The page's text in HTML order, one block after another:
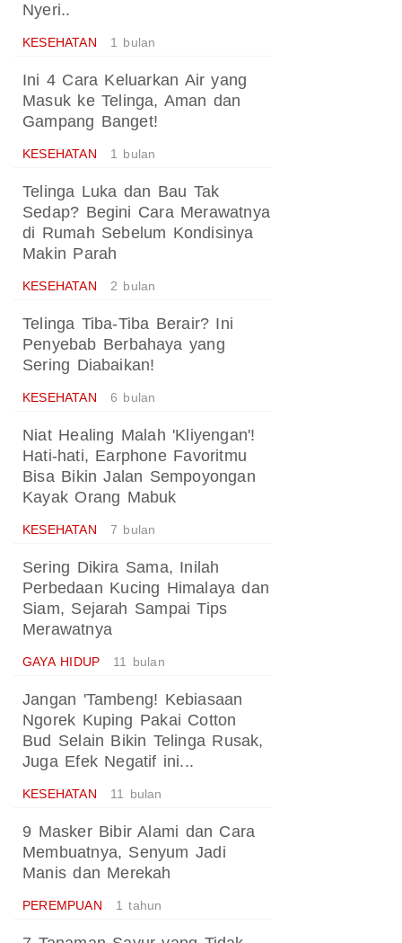
Nyeri..
KESEHATAN 1 bulan
Ini 4 Cara Keluarkan Air yang
Masuk ke Telinga, Aman dan
Gampang Banget!
KESEHATAN 1 bulan
Telinga Luka dan Bau Tak
Sedap? Begini Cara Merawatnya
di Rumah Sebelum Kondisinya
Makin Parah
KESEHATAN 2 bulan
Telinga Tiba-Tiba Berair? Ini
Penyebab Berbahaya yang
Sering Diabaikan!
KESEHATAN 6 bulan
Niat Healing Malah 'Kliyengan'!
Hati-hati, Earphone Favoritmu
Bisa Bikin Jalan Sempoyongan
Kayak Orang Mabuk
KESEHATAN 7 bulan
Sering Dikira Sama, Inilah
Perbedaan Kucing Himalaya dan
Siam, Sejarah Sampai Tips
Merawatnya
GAYA HIDUP 11 bulan
Jangan 'Tambeng! Kebiasaan
Ngorek Kuping Pakai Cotton
Bud Selain Bikin Telinga Rusak,
Juga Efek Negatif ini...
KESEHATAN 11 bulan
9 Masker Bibir Alami dan Cara
Membuatnya, Senyum Jadi
Manis dan Merekah
PEREMPUAN 1 tahun